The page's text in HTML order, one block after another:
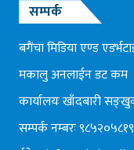
सम्पर्क
बगैंचा मिडिया एण्ड
मकालु अनलाईन डट कम
कार्यालयः खाँदबारी
सम्पर्क नम्बरः